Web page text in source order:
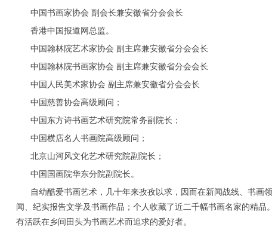
中国书画家协会 副会长兼安徽省分会会长
香港中国报道网总监。
中国翰林院艺术家协会 副主席兼安徽省分会会长
中国翰林院书画家协会 副主席兼安徽省分会会长
中国人民美术家协会 副主席兼安徽省分会会长
中国慈善协会高级顾问；
中国东方诗书画艺术研究院常务副院长；
中国横店名人书画院高级顾问；
北京山河风文化艺术研究院副院长；
中国国画院华东分院副院长。
自幼酷爱书画艺术，几十年来孜孜以求，因而在新闻战线、书画
闻、纪实报告文学及书画作品；个人收藏了近二千幅书画名家的精
有活跃在乡间田头为书画艺术而追求的爱好者。